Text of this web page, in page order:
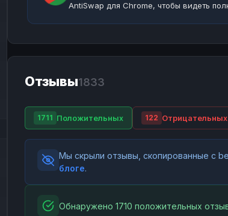
AntiSwap для Chrome, чтобы видеть
Отзывы1833
1711 Положительных 122 Отрицательных
Мы скрыли отзывы, скопированные с
блоге.
Обнаружено 1710 положительных